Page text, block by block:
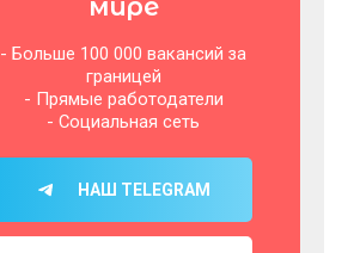
- Больше 100 000 вакансий за
границей
- Прямые работодатели
- Социальная сеть
НАШ TELEGRAM